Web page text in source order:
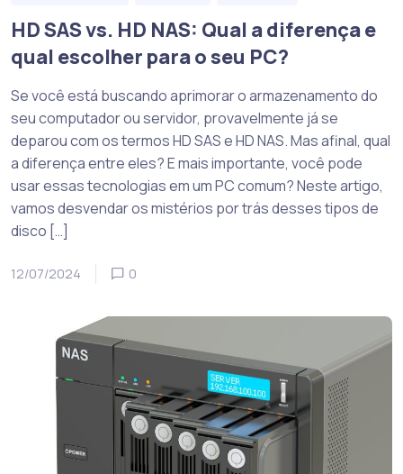
HD SAS vs. HD NAS: Qual a diferença e
qual escolher para o seu PC?
Se você está buscando aprimorar o armazenamento do
seu computador ou servidor, provavelmente já se
deparou com os termos HD SAS e HD NAS. Mas afinal, qual
a diferença entre eles? E mais importante, você pode
usar essas tecnologias em um PC comum? Neste artigo,
vamos desvendar os mistérios por trás desses tipos de
disco […]
12/07/2024 0